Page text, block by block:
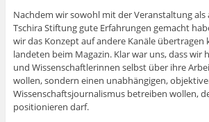
Nachdem wir sowohl mit der Veranstaltung als
Tschira Stiftung gute Erfahrungen gemacht
wir das Konzept auf andere Kanäle übertragen
landeten beim Magazin. Klar war uns, dass wir
und Wissenschaftlerinnen selbst über ihre
wollen, sondern einen unabhängigen,
Wissenschaftsjournalismus betreiben wollen,
positionieren darf.